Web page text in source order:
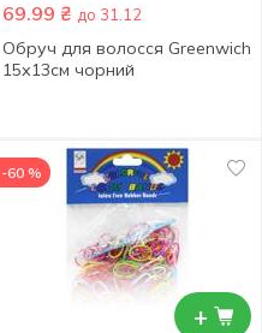
69.99 ₴ до 31.12
Обруч для волосся Greenwich
15х13см чорний
+
-60 %